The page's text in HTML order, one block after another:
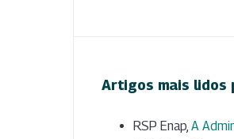
Artigos mais lidos
RSP Enap, A